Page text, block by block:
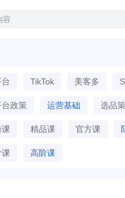
台 TikTok 美客多
台政策 运营基础 选品
课 精品课 官方课
课 高阶课